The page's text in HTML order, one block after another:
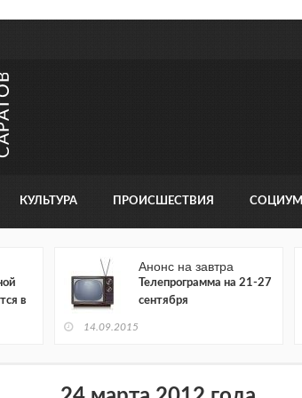
КУЛЬТУРА ПРОИСШЕСТВИЯ СОЦИУМ
в
Анонс на завтра
Телепрограмма на 21-27
сентября
14.09.2015